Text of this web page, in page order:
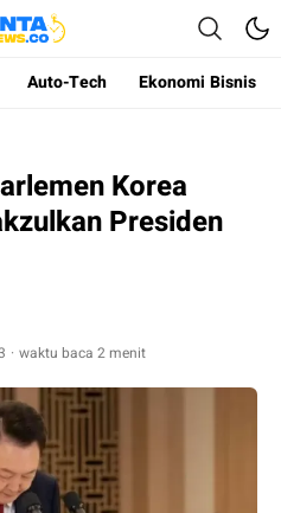
Membangun Bangsa
Auto-Tech Ekonomi Bisnis
Korea
Presiden
waktu baca 2 menit